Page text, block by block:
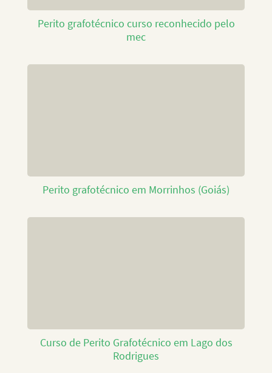
Perito grafotécnico curso reconhecido pelo
mec
Perito grafotécnico em Morrinhos (Goiás)
Curso de Perito Grafotécnico em Lago dos
Rodrigues